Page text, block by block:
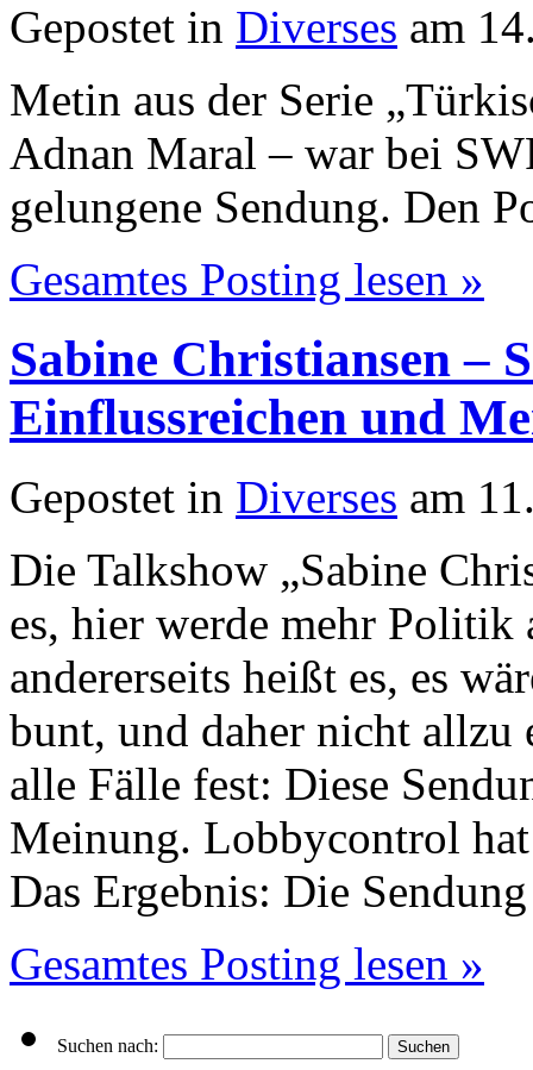
Gepostet in Diverses am
Metin aus der Serie
Adnan Maral – war bei
gelungene Sendung. Den
Gesamtes Posting lesen »
Sabine Christiansen –
Einflussreichen und
Gepostet in Diverses am
Die Talkshow „Sabine
es, hier werde mehr Politik
andererseits heißt es, es
bunt, und daher nicht allzu
alle Fälle fest: Diese
Meinung. Lobbycontrol
Das Ergebnis: Die
Gesamtes Posting lesen »
Suchen nach: